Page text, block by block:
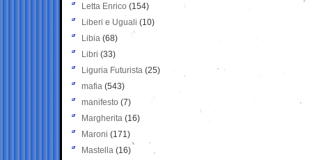
Letta Enrico (154)
Liberi e Uguali (10)
Libia (68)
Libri (33)
Liguria Futurista (25)
mafia (543)
manifesto (7)
Margherita (16)
Maroni (171)
Mastella (16)